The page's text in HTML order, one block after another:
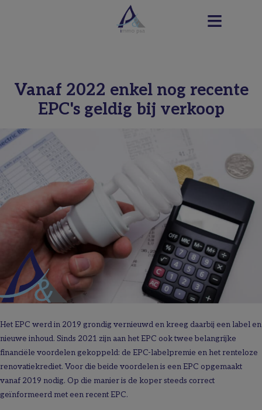
Vanaf 2022 enkel nog recente
EPC's geldig bij verkoop
Het EPC werd in 2019 grondig vernieuwd en kreeg daarbij een label en
nieuwe inhoud. Sinds 2021 zijn aan het EPC ook twee belangrijke
financiële voordelen gekoppeld: de EPC-labelpremie en het renteloze
renovatiekrediet. Voor die beide voordelen is een EPC opgemaakt
vanaf 2019 nodig. Op die manier is de koper steeds correct
geïnformeerd met een recent EPC.